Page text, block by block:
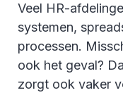
Veel HR-
systemen,
processen.
ook het geval?
zorgt ook vaker